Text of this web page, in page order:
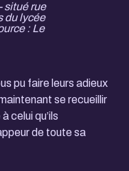
situé rue
du lycée
: Le
pu faire leurs adieux
se recueillir
celui qu’ils
de toute sa